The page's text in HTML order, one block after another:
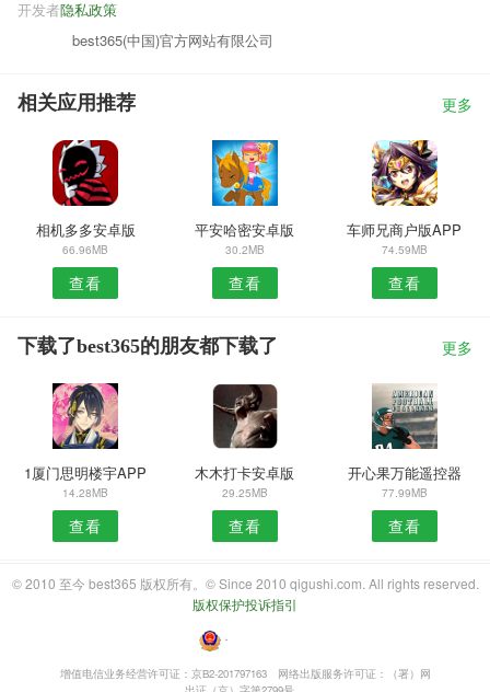
隐私政策
开发者
best365(中国)官方网站有限公司
相关应用推荐 更多
相机多多安卓版
66.96MB
查看
平安哈密安卓版
30.2MB
查看
车师兄商户版APP
74.59MB
查看
下载了best365的朋友都下载了 更多
1厦门思明楼宇APP
14.28MB
查看
木木打卡安卓版
29.25MB
查看
开心果万能遥控器
77.99MB
查看
© 2010 至今 best365 版权所有。© Since 2010 qigushi.com. All rights reserved.
版权保护投诉指引
・
增值电信业务经营许可证：京B2-201797163
网络出版服务许可证：（署）网